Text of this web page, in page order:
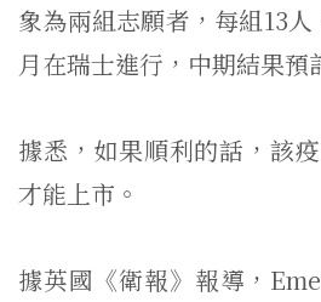
象為兩組志願者，每組13
月在瑞士進行，中期結果預
據悉，如果順利的話，該
才能上市。
據英國《衛報》報導，